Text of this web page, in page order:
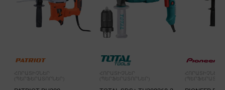
ՀՈՐԱՏԻՉՆԵՐ
(ՊԵՐՖԵՐԱՏՈՐՆԵՐ)
ՀՈՐԱՏԻՉՆԵՐ
(ՊԵՐՖԵՐԱՏՈՐՆԵՐ)
ՀՈՐԱՏԻՉՆԵՐ